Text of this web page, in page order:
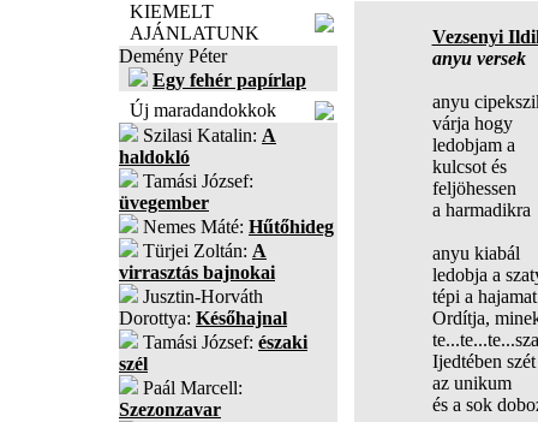
KIEMELT
AJÁNLATUNK
Demény Péter
Egy fehér papírlap
Új maradandokkok
Szilasi Katalin: A
haldokló
Tamási József:
üvegember
Nemes Máté: Hűtőhideg
Türjei Zoltán: A
virrasztás bajnokai
Jusztin-Horváth
Dorottya: Későhajnal
Tamási József: északi
szél
Paál Marcell:
Szezonzavar
Vezsenyi
anyu versek
anyu
várja hogy
ledobjam a
kulcsot és
feljöhessen
a harmadikra
anyu kiabál
ledobja a
tépi a
Ordítja,
Ijedtében
az unikum
és a sok